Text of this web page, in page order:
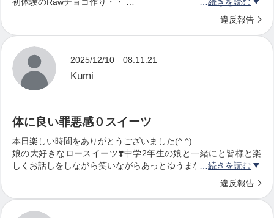
【Rawチョコセミナーを受講するとこうなれます
♡】
〇 ロースイーツと従来のスイーツの違いを知れます
〇 カカオの歴史や製造方法、含まれる栄養素などの
〇 ローチョコ作りの理論が学べ、プロ顔負けの美味
しく美しいローチョコが
作れるようになります (なちゅらロハスオリジナ
〇 罪悪感なくチョコレートを楽しみながら腸活でき
持ち帰ったチョコは、私がお正月のおやつとしてちょっとずつい
今回もありがとうございました！
レッスンは明るい雰囲気でとっても分かりやすく教えて頂きまし
た♡
リラックスできる適度に緩感がお気に入りのレッスンです！
次回はどんなレッスンが開催されるのか楽しみ！
違反報告
2025/12/10 08:11.21
Kumi
体に良い罪悪感０スイーツ
本日楽しい時間をありがとうございました(^ ^)
娘の大好きなロースイーツ❣️中学2年生の娘と一緒にと皆様と楽
しくお話しをしながら笑いながらあっとゆうまなお時間でした。
続きを読む
違反報告